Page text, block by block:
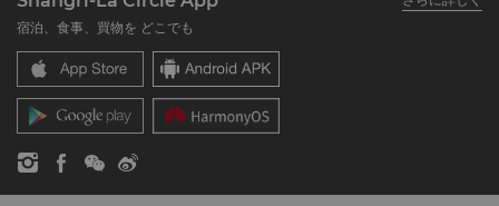
よくあるお問合せや質問
SLCに関するお問い合わせ
シャングリ・ラ ブランド
シャングリ・ラ センター
レジデンス
お問い合わせ
採用情報
企業の社会的責任
ニュース
宿泊、食事、買物を どこでも